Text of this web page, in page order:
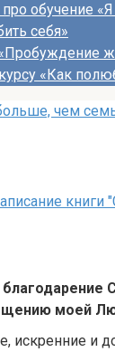
обучение
себя»
«Как
чем
моей
искренние и